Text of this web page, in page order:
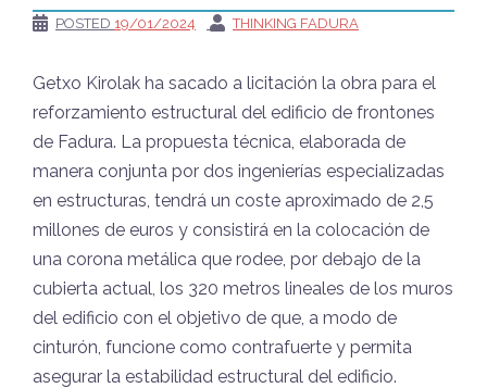
POSTED 19/01/2024 THINKING FADURA
Getxo Kirolak ha sacado a licitación la obra para el
reforzamiento estructural del edificio de frontones
de Fadura. La propuesta técnica, elaborada de
manera conjunta por dos ingenierías especializadas
en estructuras, tendrá un coste aproximado de 2,5
millones de euros y consistirá en la colocación de
una corona metálica que rodee, por debajo de la
cubierta actual, los 320 metros lineales de los muros
del edificio con el objetivo de que, a modo de
cinturón, funcione como contrafuerte y permita
asegurar la estabilidad estructural del edificio.